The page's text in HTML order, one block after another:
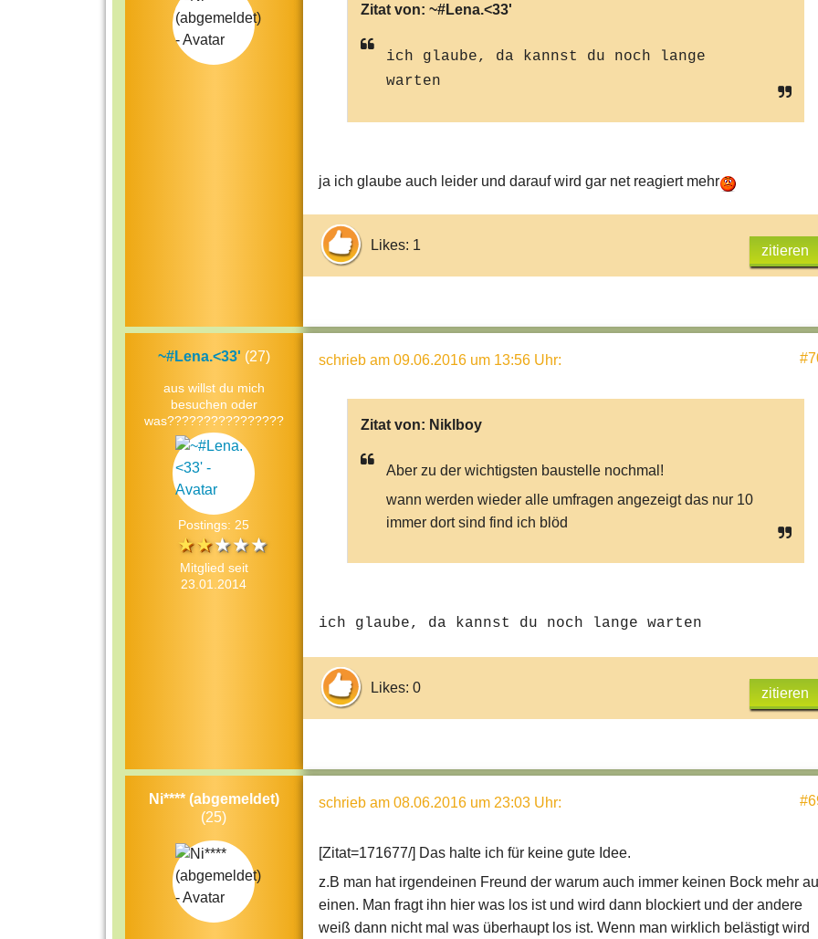
Zitat von: ~#Lena.<33'
ich glaube, da kannst du noch lange
warten
ja ich glaube auch leider und darauf wird gar net reagiert mehr
Likes: 1 zitieren
~#Lena.<33' (27)
aus willst du mich
besuchen oder
was????????????????
Postings: 25
Mitglied seit
23.01.2014
schrieb am 09.06.2016 um 13:56 Uhr:
Zitat von: Niklboy
Aber zu der wichtigsten baustelle nochmal!
wann werden wieder alle umfragen angezeigt das nur 10
immer dort sind find ich blöd
ich glaube, da kannst du noch lange warten
Likes: 0 zitieren
Ni**** (abgemeldet)
(25)
schrieb am 08.06.2016 um 23:03 Uhr:
[Zitat=171677/] Das halte ich für keine gute Idee.
z.B man hat irgendeinen Freund der warum auch immer keinen Bock mehr
einen. Man fragt ihn hier was los ist und wird dann blockiert und der andere
weiß dann nicht mal was überhaupt los ist. Wenn man wirklich belästigt wird